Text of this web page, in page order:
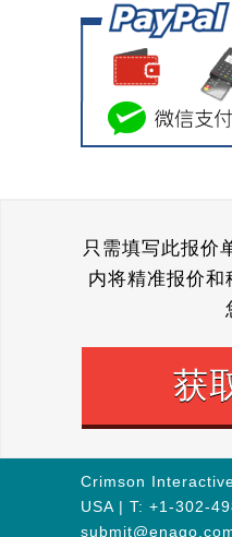
只需填写此报价
内将精准报价
获
Crimson
USA | T: +1-302-